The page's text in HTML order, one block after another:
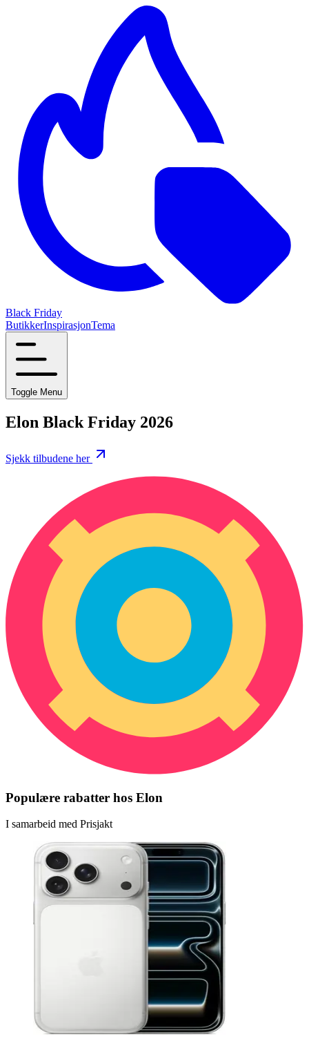
Black Friday
ButikkerInspirasjonTema
Toggle Menu
Elon Black Friday 2026
Sjekk tilbudene her
Populære rabatter hos Elon
I samarbeid med Prisjakt